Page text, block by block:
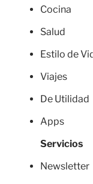
Cocina
Salud
Estilo de
Viajes
De Utilidad
Apps
Servicios
Newsletter